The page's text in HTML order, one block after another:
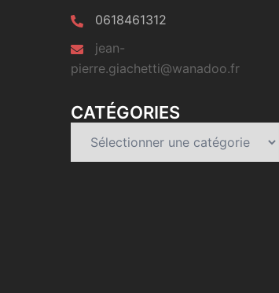
0618461312
jean-
pierre.giachetti@wanadoo.fr
CATÉGORIES